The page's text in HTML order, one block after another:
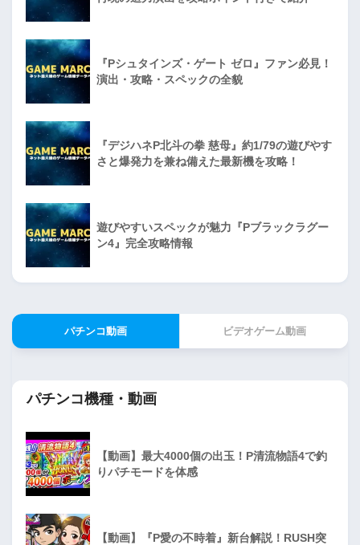
『Pシュタインズ・ゲート ゼロ』ファン必見！
演出・攻略・スペックの全貌
『デジハネP北斗の拳 慈母』約1/79の遊びやす
さと爆発力を兼ね備えた最新機を攻略！
遊びやすいスペックが魅力『Pブラックラグー
ン4』完全攻略情報
パチンコ動画 ビデオゲーム動画
パチンコ機種・動画
【動画】最大4000個の出玉！P清流物語4で釣
りパチモードを体感
【動画】『P愛の不時着』新台解説！RUSH突